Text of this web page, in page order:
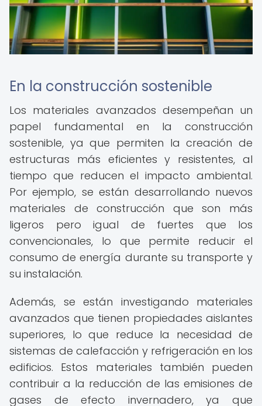
En la construcción sostenible
Los materiales avanzados desempeñan un
papel fundamental en la construcción
sostenible, ya que permiten la creación de
estructuras más eficientes y resistentes, al
tiempo que reducen el impacto ambiental.
Por ejemplo, se están desarrollando nuevos
materiales de construcción que son más
ligeros pero igual de fuertes que los
convencionales, lo que permite reducir el
consumo de energía durante su transporte y
su instalación.
Además, se están investigando materiales
avanzados que tienen propiedades aislantes
superiores, lo que reduce la necesidad de
sistemas de calefacción y refrigeración en los
edificios. Estos materiales también pueden
contribuir a la reducción de las emisiones de
gases de efecto invernadero, ya que